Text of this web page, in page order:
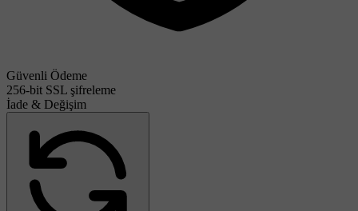
Güvenli Ödeme
256-bit SSL şifreleme
İade & Değişim